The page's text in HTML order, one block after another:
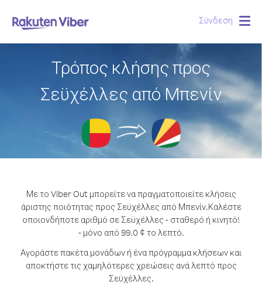
Σύνδεση
Τρόπος κλήσης προς
Σεϋχέλλες από Μπενίν
Με το Viber Out μπορείτε να πραγματοποιείτε κλήσεις
άριστης ποιότητας προς Σεϋχέλλες από Μπενίν.Καλέστε
οποιονδήποτε αριθμό σε Σεϋχέλλες - σταθερό ή κινητό!
- μόνο από 99.0 ¢ το λεπτό.
Αγοράστε πακέτα μονάδων ή ένα πρόγραμμα κλήσεων και
αποκτήστε τις χαμηλότερες χρεώσεις ανά λεπτό προς
Σεϋχέλλες.